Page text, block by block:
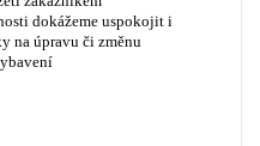
dokážeme uspokojit i
na úpravu či změnu